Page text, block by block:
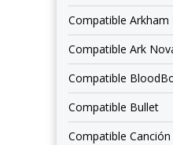
Compatible
Compatible Ark
Compatible
Compatible Bullet
Compatible